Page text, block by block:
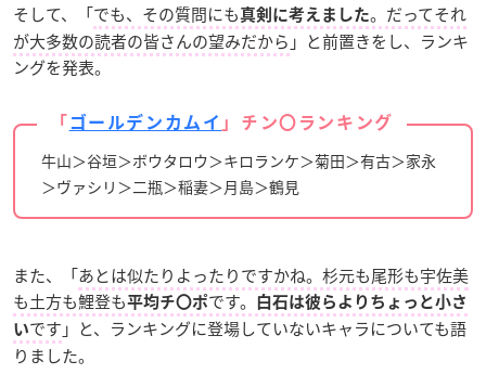
そして、「でも、その質問にも 真剣に考えました。だってそれ
が大多数の読者の皆さんの望みだから 」と前置きをし、ランキ
ングを発表。
「 ゴールデンカムイ 」チン〇ランキング
牛山＞谷垣＞ボウタロウ＞キロランケ＞菊田＞有古＞家永
＞ヴァシリ＞二瓶＞稲妻＞月島＞鶴見
また、「あとは似たりよったりですかね。杉元も尾形も宇佐美
も土方も鯉登も平均チ〇ポです。
白石は彼らよりちょっと小さ
いです 」と、ランキングに登場していないキャラについても語
りました。